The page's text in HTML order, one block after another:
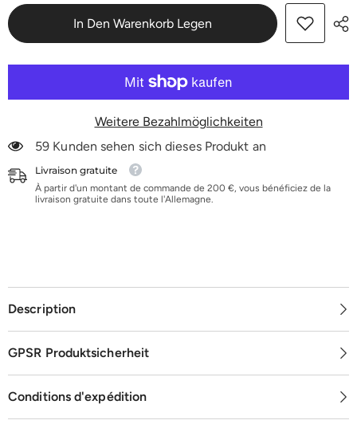
Ø
|
K100
Ø
150/180
mm
|
K100
In Den Warenkorb Legen
Weitere Bezahlmöglichkeiten
59 Kunden sehen sich dieses Produkt an
Livraison gratuite
À partir d'un montant de commande de 200 €, vous bénéficiez de la
livraison gratuite dans toute l'Allemagne.
Description
GPSR Produktsicherheit
Conditions d'expédition